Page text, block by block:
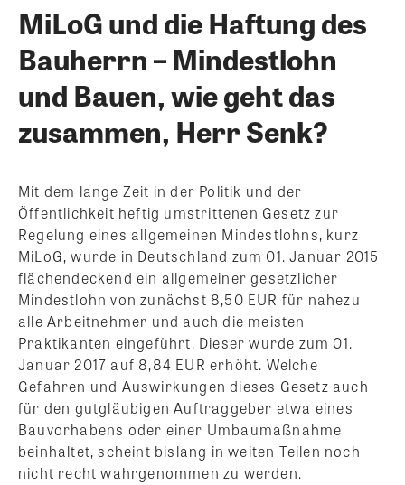
MiLoG und die Haftung des
Bauherrn – Mindestlohn
und Bauen, wie geht das
zusammen, Herr Senk?
Mit dem lange Zeit in der Politik und der
Öffentlichkeit heftig umstrittenen Gesetz zur
Regelung eines allgemeinen Mindestlohns, kurz
MiLoG, wurde in Deutschland zum 01. Januar 2015
flächendeckend ein allgemeiner gesetzlicher
Mindestlohn von zunächst 8,50 EUR für nahezu
alle Arbeitnehmer und auch die meisten
Praktikanten eingeführt. Dieser wurde zum 01.
Januar 2017 auf 8,84 EUR erhöht. Welche
Gefahren und Auswirkungen dieses Gesetz auch
für den gutgläubigen Auftraggeber etwa eines
Bauvorhabens oder einer Umbaumaßnahme
beinhaltet, scheint bislang in weiten Teilen noch
nicht recht wahrgenommen zu werden.